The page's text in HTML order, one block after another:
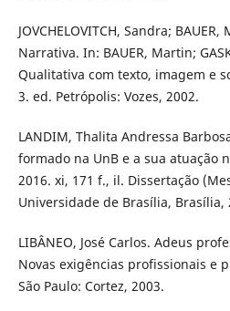
JOVCHELOVITCH, Sandra;
Narrativa. In: BAUER, Martin;
Qualitativa com texto, imagem e
3. ed. Petrópolis: Vozes, 2002.
LANDIM, Thalita Andressa
formado na UnB e a sua atuação
2016. xi, 171 f., il. Dissertação
Universidade de Brasília, Brasília,
LIBÂNEO, José Carlos. Adeus
Novas exigências profissionais e
São Paulo: Cortez, 2003.